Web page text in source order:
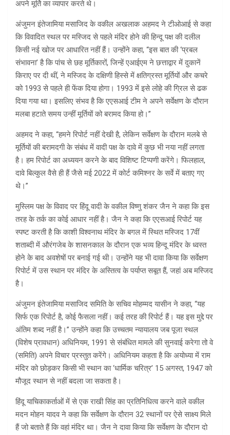
अपने मूर्ति का व्यापार करते थे।
अंजुमन इंतेजामिया मसाजिद के वकील अखलाक अहमद ने टीओआई से कहा
कि विवादित स्थल पर मस्जिद से पहले मंदिर होने की हिन्दू पक्ष की दलील
किसी नई खोज पर आधारित नहीं हैं। उन्होंने कहा, “इस बात की ‘प्रबल
संभावना’ है कि पांच से छह मूर्तिकारों, जिन्हें एआईएम ने छत्ताद्वार में दुकानें
किराए पर दी थीं, ने मस्जिद के दक्षिणी हिस्से में क्षतिग्रस्त मूर्तियों और कचरे
को 1993 से पहले ही फेंक दिया होगा। 1993 में इसे लोहे की ग्रिल से ढक
दिया गया था। इसलिए संभव है कि एएसआई टीम ने अपने सर्वेक्षण के दौरान
मलबा हटाते समय उन्हीं मूर्तियों को बरामद किया हो।”
अहमद ने कहा, “हमने रिपोर्ट नहीं देखी है, लेकिन सर्वेक्षण के दौरान मलबे से
मूर्तियों की बरामदगी के संबंध में वादी पक्ष के दावे में कुछ भी नया नहीं लगता
है। हम रिपोर्ट का अध्ययन करने के बाद विशिष्ट टिप्पणी करेंगे। फिलहाल,
दावे बिल्कुल वैसे ही हैं जैसे मई 2022 में कोर्ट कमिश्नर के सर्वे में बताए गए
थे।”
मुस्लिम पक्ष के विवाद पर हिंदू वादी के वकील विष्णु शंकर जैन ने कहा कि इस
तरह के तर्क का कोई आधार नहीं है। जैन ने कहा कि एएसआई रिपोर्ट यह
स्पष्ट करती है कि काशी विश्वनाथ मंदिर के बगल में स्थित मस्जिद 17वीं
शताब्दी में औरंगजेब के शासनकाल के दौरान एक भव्य हिन्दू मंदिर के ध्वस्त
होने के बाद अवशेषों पर बनाई गई थी। उन्होंने यह भी दावा किया कि सर्वेक्षण
रिपोर्ट में उस स्थान पर मंदिर के अस्तित्व के पर्याप्त सबूत हैं, जहां अब मस्जिद
है।
अंजुमन इंतेजामिया मसाजिद समिति के सचिव मोहम्मद यासीन ने कहा, “यह
सिर्फ एक रिपोर्ट है, कोई फैसला नहीं। कई तरह की रिपोर्ट हैं। यह इस मुद्दे पर
अंतिम शब्द नहीं है।” उन्होंने कहा कि उच्चतम न्यायालय जब पूजा स्थल
(विशेष प्रावधान) अधिनियम, 1991 से संबंधित मामले की सुनवाई करेगा तो वे
(समिति) अपने विचार प्रस्तुत करेंगे। अधिनियम कहता है कि अयोध्या में राम
मंदिर को छोड़कर किसी भी स्थान का ‘धार्मिक चरित्र’ 15 अगस्त, 1947 को
मौजूद स्थान से नहीं बदला जा सकता है।
हिंदू याचिकाकर्ताओं में से एक राखी सिंह का प्रतिनिधित्व करने वाले वकील
मदन मोहन यादव ने कहा कि सर्वेक्षण के दौरान 32 स्थानों पर ऐसे साक्ष्य मिले
हैं जो बताते हैं कि वहां मंदिर था। जैन ने दावा किया कि सर्वेक्षण के दौरान दो